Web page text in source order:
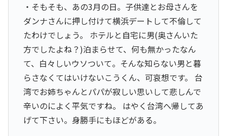
・そもそも、あの3月の日。子供達とお母さんを
ダンナさんに押し付けて横浜デートして不倫して
たわけでしょう。 ホテルと自宅に男(奥さんいた
方でしたよね？)泊まらせて、何も無かったなん
て、白々しいウソついて。そんな知らない男と暮
らさなくてはいけないこうくん、可哀想です。 台
湾でお姉ちゃんとパパが寂しい思いして悲しんで
辛いのによく平気ですね。 はやく台湾へ帰してあ
げて下さい。身勝手にもほどがある。